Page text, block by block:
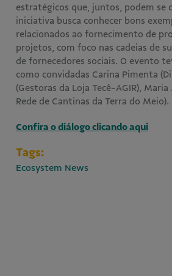
estratégicos que, juntos, podem se
iniciativa busca conhecer bons
relacionados ao fornecimento de
projetos, com foco nas cadeias de
de fornecedores sociais. O evento
como convidadas Carina Pimenta
(Gestoras da Loja Tecê-AGIR),
Rede de Cantinas da Terra do Meio).
Confira o diálogo clicando aqui
Tags:
Ecosystem News